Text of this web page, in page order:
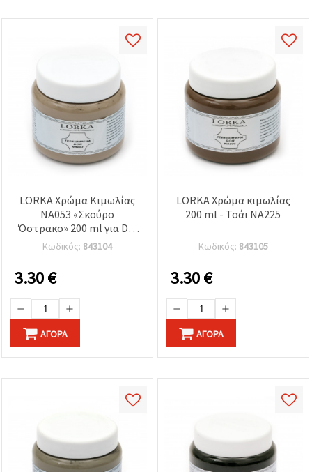
LORKA Χρώμα Κιμωλίας
NA053 «Σκούρο
Όστρακο» 200 ml για DIY
& χειροτεχνίες
Κωδικός: 843104
3.30€
ΑΓΟΡΆ
LORKA Χρώμα κιμωλίας
200 ml - Τσάι NA225
Κωδικός: 843105
3.30€
ΑΓΟΡΆ